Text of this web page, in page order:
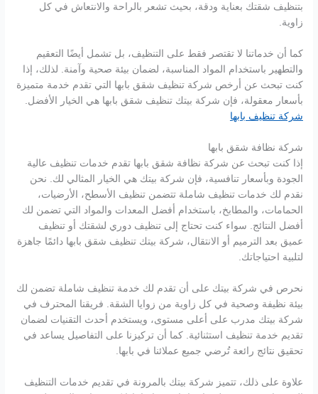
بتنظيف شقتك بعناية ودقة، بحيث تشعر بالراحة والانتعاش في كل
زاوية.
كما أن خدماتنا لا تقتصر فقط على التنظيف، بل تشمل أيضًا التعقيم
والتطهير باستخدام المواد المناسبة، لضمان بيئة صحية وآمنة. لذلك، إذا
كنت تبحث عن أرخص شركة تنظيف شقق بابها التي تقدم خدمة متميزة
بأسعار معقولة، فإن شركة بيتك تنظيف شقق بابها هي الخيار الأفضل.
شركة تنظيف بابها
شركة نظافة شقق بابها
إذا كنت تبحث عن شركة نظافة شقق بابها تقدم خدمات تنظيف عالية
الجودة وبأسعار تنافسية، فإن شركة بيتك هي الخيار المثالي لك. نحن
نقدم لك خدمات تنظيف شاملة تتضمن تنظيف الأسطح، الأرضيات،
الحمامات، والمطابخ، باستخدام أفضل المعدات والمواد التي تضمن لك
أفضل النتائج. سواء كنت تحتاج إلى تنظيف دوري لشقتك أو تنظيف
عميق بعد الترميم أو الانتقال، شركة بيتك تنظيف شقق بابها دائمًا جاهزة
لتلبية احتياجاتك.
نحرص في شركة بيتك على أن تقدم لك خدمة تنظيف شاملة تضمن لك
بيئة نظيفة وصحية في كل زاوية من زوايا الشقة. فريقنا المحترف في
شركة بيتك مدرب على أعلى مستوى، ويستخدم أحدث التقنيات لضمان
تقديم خدمة تنظيف استثنائية. كما أن تركيزنا على التفاصيل يساعد في
تحقيق نتائج رائعة تُرضي جميع عملائنا في بابها.
علاوة على ذلك، تتميز شركة بيتك بالمرونة في تقديم خدمات التنظيف